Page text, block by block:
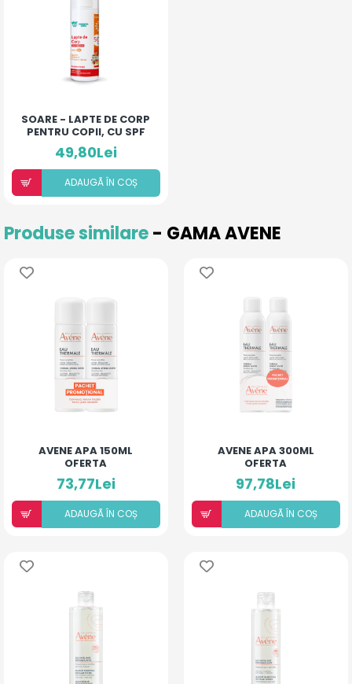
SOARE - LAPTE DE CORP
PENTRU COPII, CU SPF
50+
49,80Lei
ADAUGÃ ÎN COȘ
Produse similare- GAMA AVENE
AVENE APA 150ML
OFERTA
73,77Lei
ADAUGÃ ÎN COȘ
AVENE APA 300ML
OFERTA
97,78Lei
ADAUGÃ ÎN COȘ